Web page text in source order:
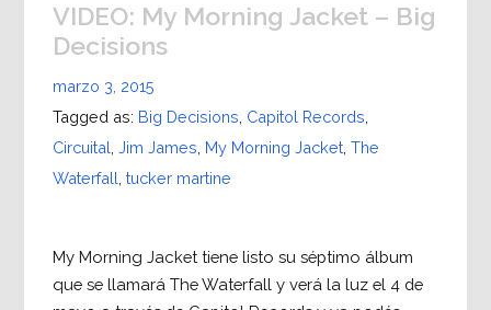
VIDEO: My Morning Jacket – Big
Decisions
marzo 3, 2015
Tagged as: Big Decisions Capitol Records
Circuital Jim James My Morning Jacket, The
Waterfall tucker martine
My Morning Jacket tiene listo su séptimo álbum
que se llamará The Waterfall y verá la luz el 4 de